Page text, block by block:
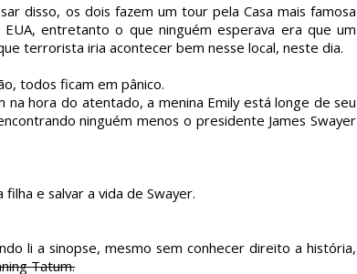
disso, os dois fazem um tour pela Casa mais famosa
EUA, entretanto o que ninguém esperava era que um
terrorista iria acontecer bem nesse local, neste dia.
todos ficam em pânico.
na hora do atentado, a menina Emily está longe de seu
ninguém menos o presidente James Swayer
e salvar a vida de Swayer.
li a sinopse, mesmo sem conhecer direito a história,
Tatum.